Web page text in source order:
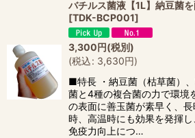
バチルス菌液【1L】納豆菌
[TDK-BCP001]
3,300円(税別)
(税込: 3,630円)
■特長 ・納豆菌（枯草菌）
菌と4種の複合菌の力で環境
の表面に善玉菌が素早く、
時、高温時にも効果を発揮
免疫力向上につ…